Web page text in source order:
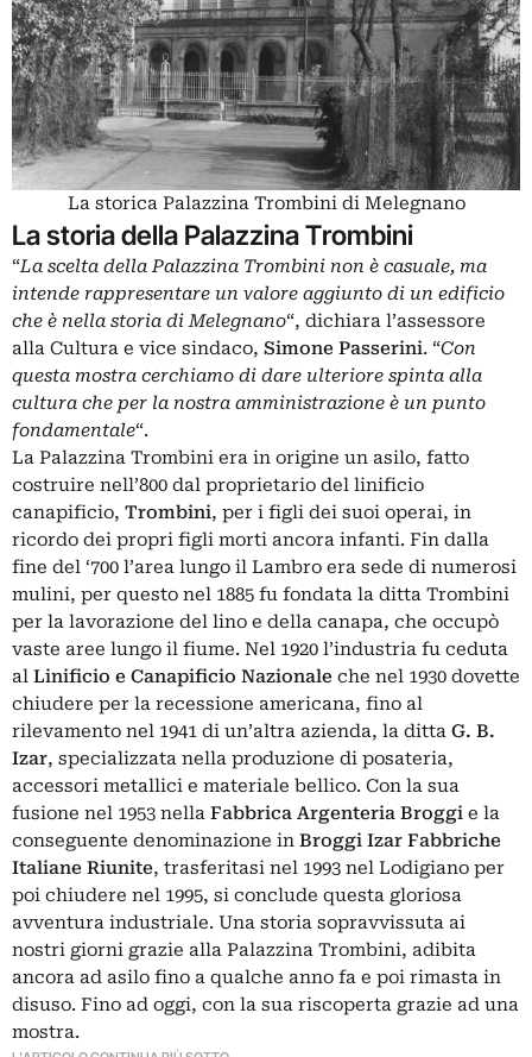
La storica Palazzina Trombini di Melegnano
La storia della Palazzina Trombini
“La scelta della Palazzina Trombini non è casuale, ma
intende rappresentare un valore aggiunto di un edificio
che è nella storia di Melegnano“, dichiara l’assessore
alla Cultura e vice sindaco, Simone Passerini. “Con
questa mostra cerchiamo di dare ulteriore spinta alla
cultura che per la nostra amministrazione è un punto
fondamentale“.
La Palazzina Trombini era in origine un asilo, fatto
costruire nell’800 dal proprietario del linificio
canapificio, Trombini, per i figli dei suoi operai, in
ricordo dei propri figli morti ancora infanti. Fin dalla
fine del ‘700 l’area lungo il Lambro era sede di numerosi
mulini, per questo nel 1885 fu fondata la ditta Trombini
per la lavorazione del lino e della canapa, che occupò
vaste aree lungo il fiume. Nel 1920 l’industria fu ceduta
al Linificio e Canapificio Nazionale che nel 1930 dovette
chiudere per la recessione americana, fino al
rilevamento nel 1941 di un’altra azienda, la ditta G. B.
Izar, specializzata nella produzione di posateria,
accessori metallici e materiale bellico. Con la sua
fusione nel 1953 nella Fabbrica Argenteria Broggi e la
conseguente denominazione in Broggi Izar Fabbriche
Italiane Riunite, trasferitasi nel 1993 nel Lodigiano per
poi chiudere nel 1995, si conclude questa gloriosa
avventura industriale. Una storia sopravvissuta ai
nostri giorni grazie alla Palazzina Trombini, adibita
ancora ad asilo fino a qualche anno fa e poi rimasta in
disuso. Fino ad oggi, con la sua riscoperta grazie ad una
mostra.